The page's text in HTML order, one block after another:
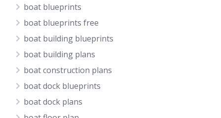
boat blueprints
boat blueprints free
boat building blueprints
boat building plans
boat construction plans
boat dock blueprints
boat dock plans